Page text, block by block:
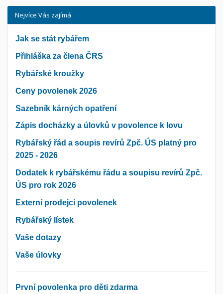
Nejvíce Vás zajímá
Jak se stát rybářem
Přihláška za člena ČRS
Rybářské kroužky
Ceny povolenek 2026
Sazebník kárných opatření
Zápis docházky a úlovků v povolence k lovu
Rybářský řád a soupis revírů Zpč. ÚS platný pro
2025 - 2026
Dodatek k rybářskému řádu a soupisu revírů Zpč.
ÚS pro rok 2026
Externí prodejci povolenek
Rybářský lístek
Vaše dotazy
Vaše úlovky
První povolenka pro děti zdarma